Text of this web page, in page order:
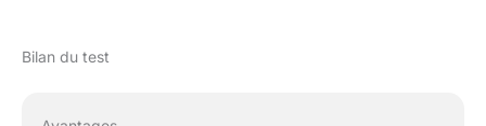
Bilan du test